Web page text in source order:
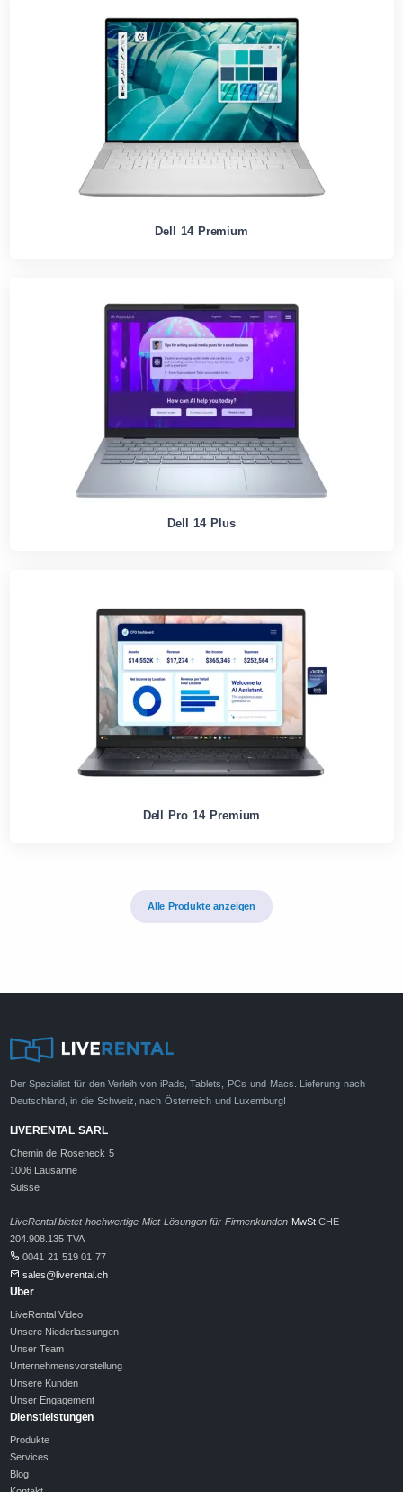
Dell 14 Premium
Dell 14 Plus
Dell Pro 14 Premium
Alle Produkte anzeigen
Der Spezialist für den Verleih von iPads, Tablets, PCs und Macs. Lieferung nach
Deutschland, in die Schweiz, nach Österreich und Luxemburg!
LIVERENTAL SARL
Chemin de Roseneck 5
1006 Lausanne
Suisse
LiveRental bietet hochwertige Miet-Lösungen für Firmenkunden MwStCHE-
204.908.135 TVA
0041 21 519 01 77
sales@liverental.ch
Über
LiveRental Video
Unsere Niederlassungen
Unser Team
Unternehmensvorstellung
Unsere Kunden
Unser Engagement
Dienstleistungen
Produkte
Services
Blog